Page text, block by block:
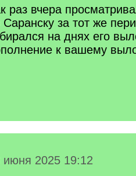
q
]
раз вчера
Саранску за тот же
на днях его
к вашему
июня 2025 19:12